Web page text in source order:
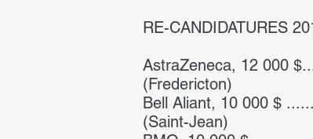
RE-CANDIDATURES
AstraZeneca, 12 000
(Fredericton)
Bell Aliant, 10 000 $
(Saint-Jean)